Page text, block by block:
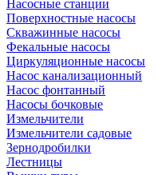
Насосные станции
Поверхностные насосы
Скважинные насосы
Фекальные насосы
Циркуляционные насосы
Насос канализационный
Насос фонтанный
Насосы бочковые
Измельчители
Измельчители садовые
Зернодробилки
Лестницы